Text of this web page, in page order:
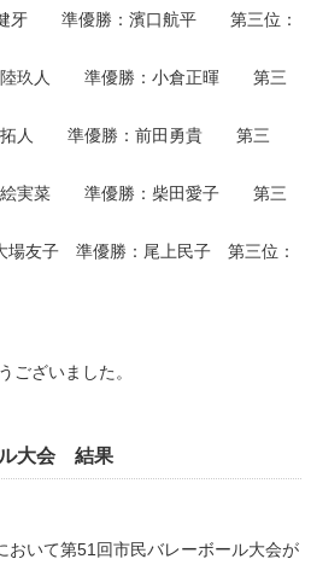
健牙 準優勝：濱口航平 第三位：
陸玖人 準優勝：小倉正暉 第三
拓人 準優勝：前田勇貴 第三
絵実菜 準優勝：柴田愛子 第三
場友子 準優勝：尾上民子 第三位：
ございました。
ル大会 結果
いて第51回市民バレーボール大会が